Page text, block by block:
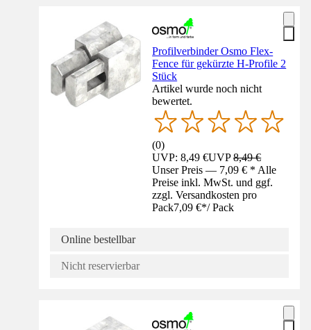
Profilverbinder Osmo Flex-
Fence für gekürzte H-Profile 2
Stück
Artikel wurde noch nicht
bewertet.
(0)
UVP: 8,49 €UVP8,49 €
Unser Preis — 7,09 € * Alle
Preise inkl. MwSt. und ggf.
zzgl. Versandkosten pro
Pack7,09 €*/ Pack
Online bestellbar
Nicht reservierbar